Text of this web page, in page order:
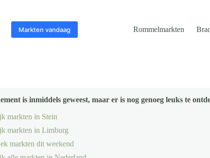
Markten vandaag Rommelmarkten
is inmiddels geweest, maar er is nog genoeg leuks te
markten in Stein
markten in Limburg
markten dit weekend